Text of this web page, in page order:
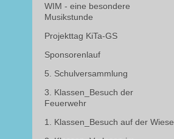
WIM - eine besondere
Musikstunde
Projekttag KiTa-GS
Sponsorenlauf
5. Schulversammlung
3. Klassen_Besuch der
Feuerwehr
1. Klassen_Besuch auf der Wiese